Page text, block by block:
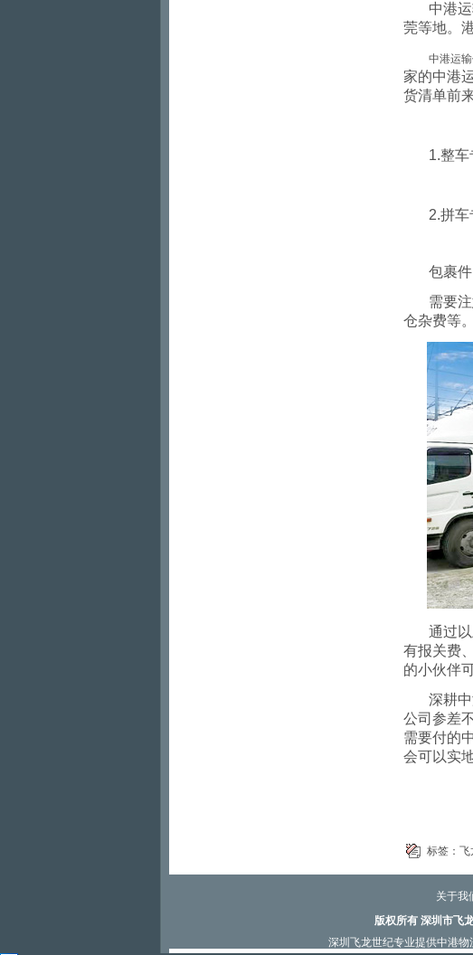
中港
莞等地。
中港运
家的中港
货清单前
1.整车
2.拼车
包裹
需要
仓杂费等。
通过
有报关费
的小伙伴
深耕
公司参差
需要付的
会可以实
标签： 飞
关于我
版权所有 深圳市飞
深圳飞龙世纪专业提供中港物